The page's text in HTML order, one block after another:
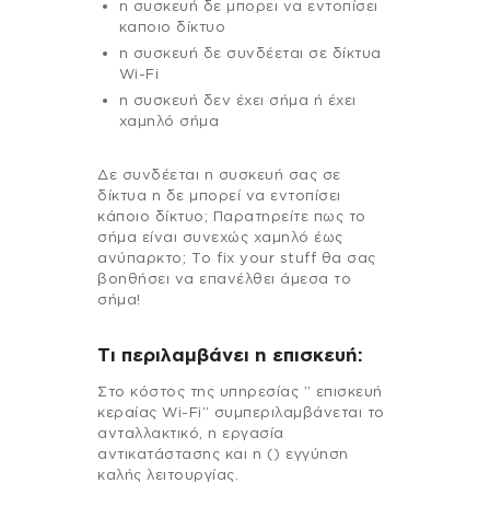
η συσκευή δε μπορει να εντοπίσει
καποιο δίκτυο
η συσκευή δε συνδέεται σε δίκτυα
Wi-Fi
η συσκευή δεν έχει σήμα ή έχει
χαμηλό σήμα
Δε συνδέεται η συσκευή σας σε
δίκτυα η δε μπορεί να εντοπίσει
κάποιο δίκτυο; Παρατηρείτε πως το
σήμα είναι συνεχώς χαμηλό έως
ανύπαρκτο; Το fix your stuff θα σας
βοηθήσει να επανέλθει άμεσα το
σήμα!
Τι περιλαμβάνει η επισκευή:
Στo κόστος της υπηρεσίας ” επισκευή
κεραίας Wi-Fi” συμπεριλαμβάνεται το
ανταλλακτικό, η εργασία
αντικατάστασης και η () εγγύηση
καλής λειτουργίας.